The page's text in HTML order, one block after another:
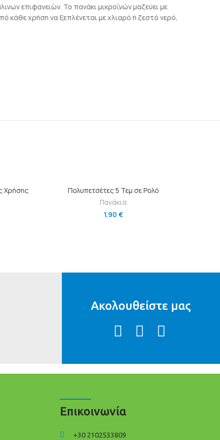
επιφανειών. Το πανάκι μικροϊνών μαζεύει με
κάθε χρήση να ξεπλένεται με χλιαρό ή ζεστό νερό,
Χρήσης
ΠΡΟΣΘΉΚΗ ΣΤΟ ΚΑΛΆΘΙ
Πολυπετσέτες 5 Τεμ σε Ρολό
Πανάκια
1,90 €
Ακολουθείστε μας
Επικοινωνία
+30 2102533809